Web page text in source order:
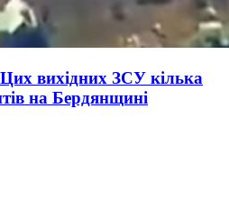
вихідних ЗСУ кілька
на Бердянщині